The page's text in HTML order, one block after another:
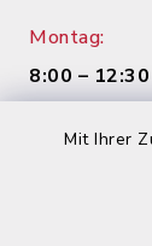
Mit Ihrer
Montag:
8:00 –
Dienstag: